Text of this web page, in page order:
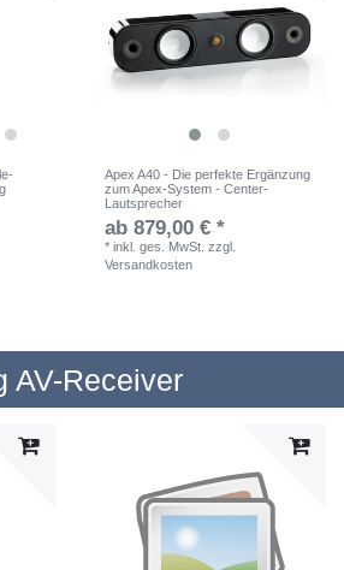
Apex A40 - Die perfekte Ergänzung
zum Apex-System - Center-
Lautsprecher
ab 879,00 € *
*inkl. ges. MwSt. zzgl.
Versandkosten
AV-Receiver